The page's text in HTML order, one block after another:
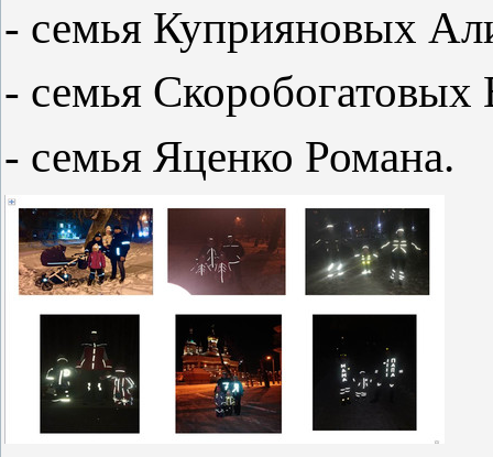
- семья Куприяновых
- семья
- семья Яценко Романа.